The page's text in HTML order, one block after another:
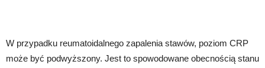
W przypadku reumatoidalnego zapalenia stawów, poziom CRP
może być podwyższony. Jest to spowodowane obecnością stanu